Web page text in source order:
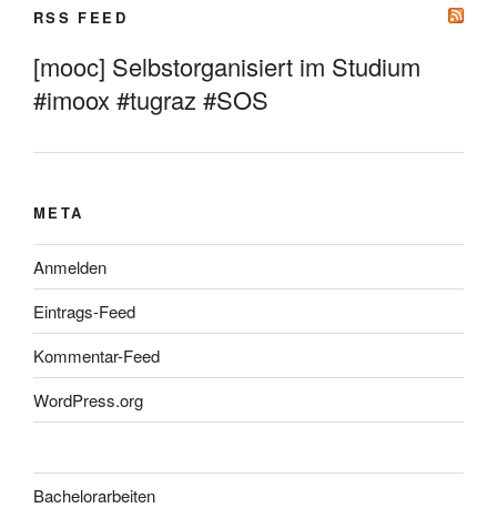
RSS FEED
[mooc] Selbstorganisiert im Studium
#imoox #tugraz #SOS
META
Anmelden
Eintrags-Feed
Kommentar-Feed
WordPress.org
Bachelorarbeiten